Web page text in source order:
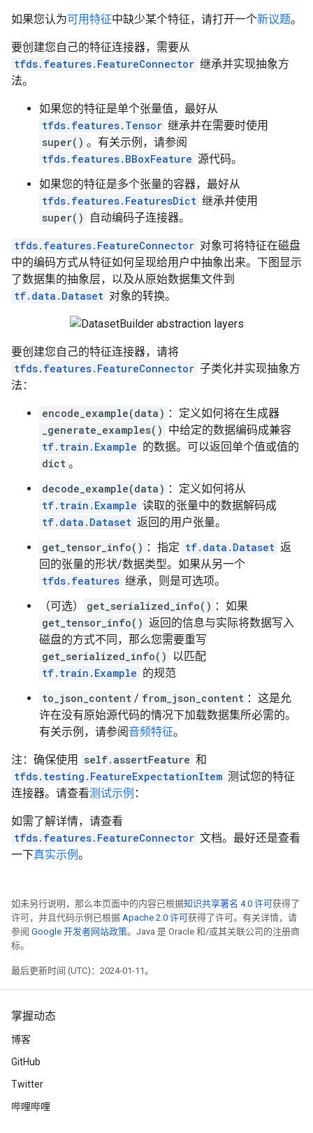
如果您认为可用特征中缺少某个特征，请打开一个新议题。
要创建您自己的特征连接器，需要从
tfds.features.FeatureConnector 继承并实现抽象方
法。
如果您的特征是单个张量值，最好从
tfds.features.Tensor 继承并在需要时使用
super() 。有关示例，请参阅
tfds.features.BBoxFeature 源代码。
如果您的特征是多个张量的容器，最好从
tfds.features.FeaturesDict 继承并使用
super()
自动编码子连接器。
tfds.features.FeatureConnector 对象可将特征在磁盘
中的编码方式从特征如何呈现给用户中抽象出来。下图显示
了数据集的抽象层，以及从原始数据集文件到
tf.data.Dataset 对象的转换。
要创建您自己的特征连接器，请将
tfds.features.FeatureConnector 子类化并实现抽象方
法：
encode_example(data) ：定义如何将在生成器
_generate_examples() 中给定的数据编码成兼容
tf.train.Example 的数据。可以返回单个值或值的
dict 。
decode_example(data) ：定义如何将从
tf.train.Example 读取的张量中的数据解码成
tf.data.Dataset 返回的用户张量。
get_tensor_info() ：指定 tf.data.Dataset 返
回的张量的形状/数据类型。如果从另一个
tfds.features 继承，则是可选项。
（可选）
get_serialized_info() ：如果
get_tensor_info() 返回的信息与实际将数据写入
磁盘的方式不同，那么您需要重写
get_serialized_info() 以匹配
tf.train.Example 的规范
to_json_content / from_json_content ：这是允
许在没有原始源代码的情况下加载数据集所必需的。
有关示例，请参阅音频特征。
注：确保使用 self.assertFeature 和
tfds.testing.FeatureExpectationItem 测试您的特征
连接器。请查看测试示例 ：
如需了解详情，请查看
tfds.features.FeatureConnector 文档。最好还是查看
一下真实示例 。
如未另行说明，那么本页面中的内容已根据知识共享署名 4.0 许可获得了
许可，并且代码示例已根据 Apache 2.0 许可获得了许可。有关详情，请
参阅 Google 开发者网站政策。Java 是 Oracle 和/或其关联公司的注册商
标。
最后更新时间 (UTC)：2024-01-11。
掌握动态
博客
GitHub
Twitter
哔哩哔哩